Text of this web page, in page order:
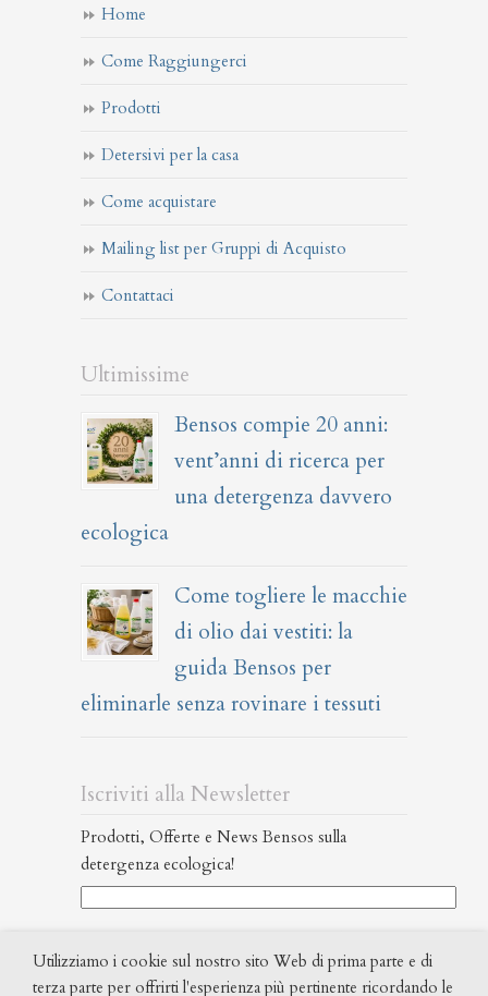
Home
Come Raggiungerci
Prodotti
Detersivi per la casa
Come acquistare
Mailing list per Gruppi di Acquisto
Contattaci
Ultimissime
Bensos compie 20 anni:
vent’anni di ricerca per
una detergenza davvero
ecologica
Come togliere le macchie
di olio dai vestiti: la
guida Bensos per
eliminarle senza rovinare i tessuti
Iscriviti alla Newsletter
Prodotti, Offerte e News Bensos sulla
detergenza ecologica!
qui) ed acconsento al trattamento dei miei dati
Utilizziamo i cookie sul nostro sito Web di prima parte e di
terza parte per offrirti l'esperienza più pertinente ricordando le